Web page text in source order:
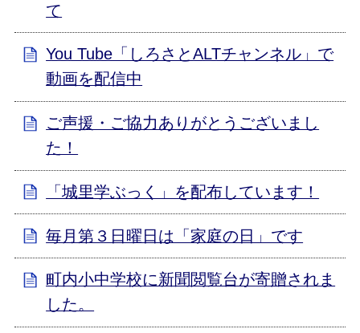
て
You Tube「しろさとALTチャンネル」で
動画を配信中
ご声援・ご協力ありがとうございまし
た！
「城里学ぶっく」を配布しています！
毎月第３日曜日は「家庭の日」です
町内小中学校に新聞閲覧台が寄贈されま
した。